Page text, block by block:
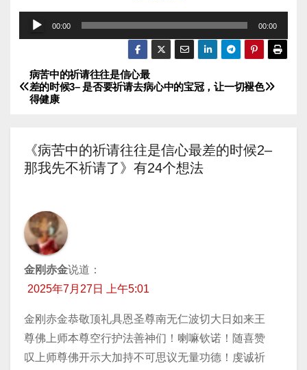
频
00:00 00:00
文
章
导
航
心中的宝冠，让一切褪色
病苦中的祈请往往是信心最
差的时候3– 是否要祈请去病
得健康
《病苦中的祈请往往是信心最差的时候2–
那我先不祈请了》有24个想法
金刚赤金说道：
2025年7月27日 上午5:01
金刚赤金恭敬顶礼具恩圣尊南无仁波切大日如来王
尊佛上师本尊空行护法善神们！喇嘛钦诺！随喜赞
叹上师尊佛开示大加持不可思议无量功德！虔诚祈